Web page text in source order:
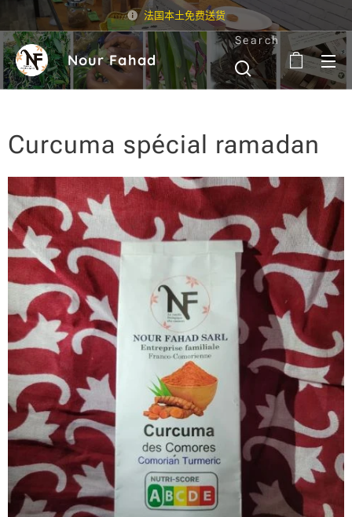
法国本土免费送货
Nour Fahad
Search
Curcuma spécial ramadan